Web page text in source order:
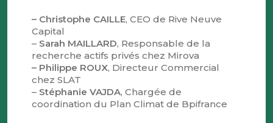
– Christophe CAILLE, CEO de Rive Neuve
Capital
– Sarah MAILLARD, Responsable de la
recherche actifs privés chez Mirova
– Philippe ROUX, Directeur Commercial
chez SLAT
– Stéphanie VAJDA, Chargée de
coordination du Plan Climat de Bpifrance